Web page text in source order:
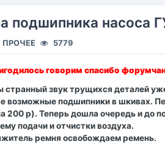
подшипника насоса
ПРОЧЕЕ 5779
говорим спасибо
звук трущихся деталей
возможные подшипники в шкивах.
200 р). Теперь дошла очередь и до
подачи и отчистки воздуха.
ремня освобождаем ремень.